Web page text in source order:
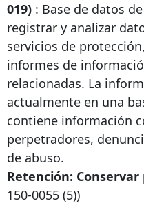
019) : Base de datos
registrar y analizar
servicios de
informes de
relacionadas. La
actualmente en una
contiene información
perpetradores,
de abuso.
Retención: Conservar
150-0055 (5))